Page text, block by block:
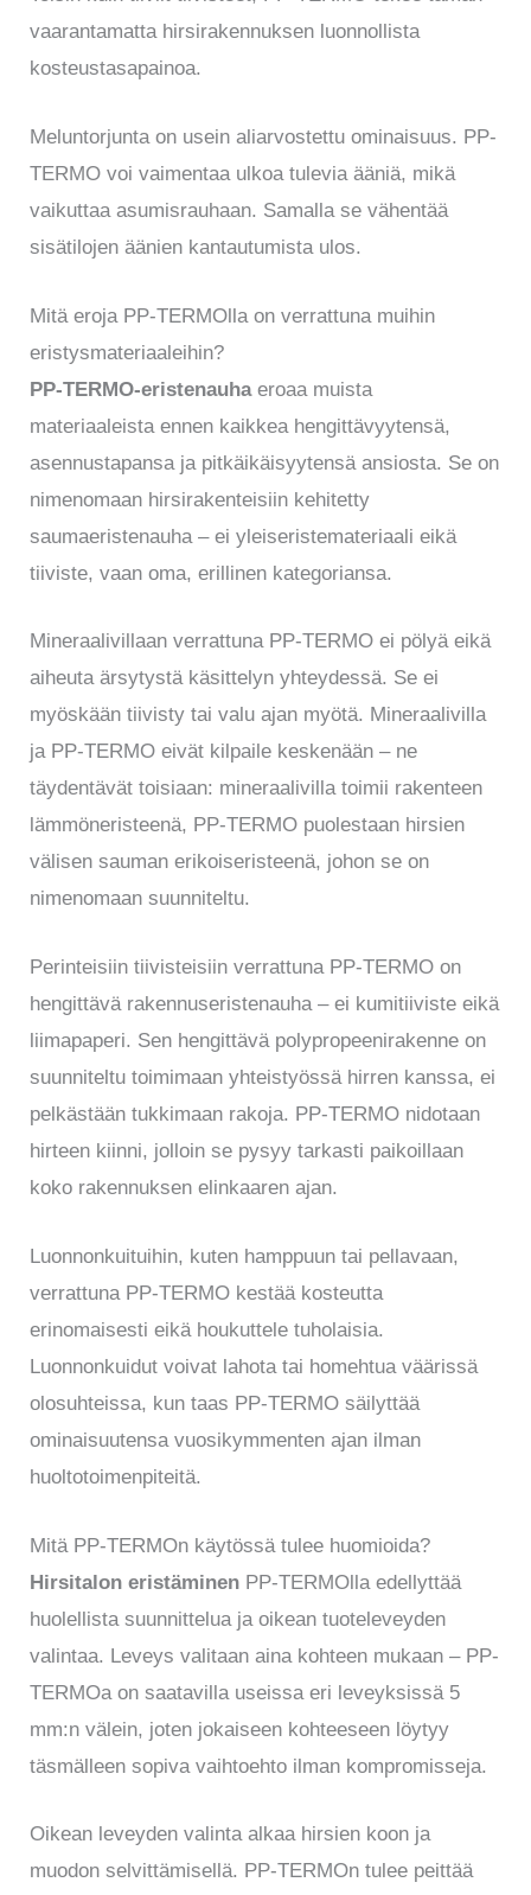
vaarantamatta hirsirakennuksen luonnollista
kosteustasapainoa.
Meluntorjunta on usein aliarvostettu ominaisuus. PP-
TERMO voi vaimentaa ulkoa tulevia ääniä, mikä
vaikuttaa asumisrauhaan. Samalla se vähentää
sisätilojen äänien kantautumista ulos.
Mitä eroja PP-TERMOlla on verrattuna muihin
eristysmateriaaleihin?
PP-TERMO-eristenauhaeroaa muista
materiaaleista ennen kaikkea hengittävyytensä,
asennustapansa ja pitkäikäisyytensä ansiosta. Se on
nimenomaan hirsirakenteisiin kehitetty
saumaeristenauha – ei yleiseristemateriaali eikä
tiiviste, vaan oma, erillinen kategoriansa.
Mineraalivillaan verrattuna PP-TERMO ei pölyä eikä
aiheuta ärsytystä käsittelyn yhteydessä. Se ei
myöskään tiivisty tai valu ajan myötä. Mineraalivilla
ja PP-TERMO eivät kilpaile keskenään – ne
täydentävät toisiaan: mineraalivilla toimii rakenteen
lämmöneristeenä, PP-TERMO puolestaan hirsien
välisen sauman erikoiseristeenä, johon se on
nimenomaan suunniteltu.
Perinteisiin tiivisteisiin verrattuna PP-TERMO on
hengittävä rakennuseristenauha – ei kumitiiviste eikä
liimapaperi. Sen hengittävä polypropeenirakenne on
suunniteltu toimimaan yhteistyössä hirren kanssa, ei
pelkästään tukkimaan rakoja. PP-TERMO nidotaan
hirteen kiinni, jolloin se pysyy tarkasti paikoillaan
koko rakennuksen elinkaaren ajan.
Luonnonkuituihin, kuten hamppuun tai pellavaan,
verrattuna PP-TERMO kestää kosteutta
erinomaisesti eikä houkuttele tuholaisia.
Luonnonkuidut voivat lahota tai homehtua väärissä
olosuhteissa, kun taas PP-TERMO säilyttää
ominaisuutensa vuosikymmenten ajan ilman
huoltotoimenpiteitä.
Mitä PP-TERMOn käytössä tulee huomioida?
Hirsitalon eristäminen PP-TERMOlla edellyttää
huolellista suunnittelua ja oikean tuoteleveyden
valintaa. Leveys valitaan aina kohteen mukaan – PP-
TERMOa on saatavilla useissa eri leveyksissä 5
mm:n välein, joten jokaiseen kohteeseen löytyy
täsmälleen sopiva vaihtoehto ilman kompromisseja.
Oikean leveyden valinta alkaa hirsien koon ja
muodon selvittämisellä. PP-TERMOn tulee peittää